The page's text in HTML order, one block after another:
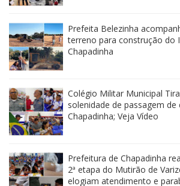
Prefeita Belezinha
terreno para construção do
Chapadinha
Colégio Militar Municipal
solenidade de passagem
Chapadinha; Veja Vídeo
Prefeitura de Chapadinha
2ª etapa do Mutirão de
elogiam atendimento e